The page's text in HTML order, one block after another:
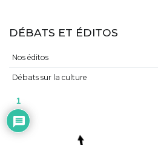
DÉBATS ET ÉDITOS
Nos éditos
Débats sur la culture
1